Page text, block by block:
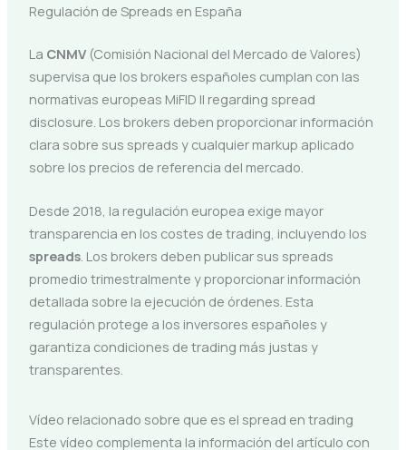
Regulación de Spreads en España
La CNMV(Comisión Nacional del Mercado de Valores)
supervisa que los brokers españoles cumplan con las
normativas europeas MiFID II regarding spread
disclosure. Los brokers deben proporcionar información
clara sobre sus spreads y cualquier markup aplicado
sobre los precios de referencia del mercado.
Desde 2018, la regulación europea exige mayor
transparencia en los costes de trading, incluyendo los
spreads. Los brokers deben publicar sus spreads
promedio trimestralmente y proporcionar información
detallada sobre la ejecución de órdenes. Esta
regulación protege a los inversores españoles y
garantiza condiciones de trading más justas y
transparentes.
Vídeo relacionado sobre que es el spread en trading
Este vídeo complementa la información del artículo con